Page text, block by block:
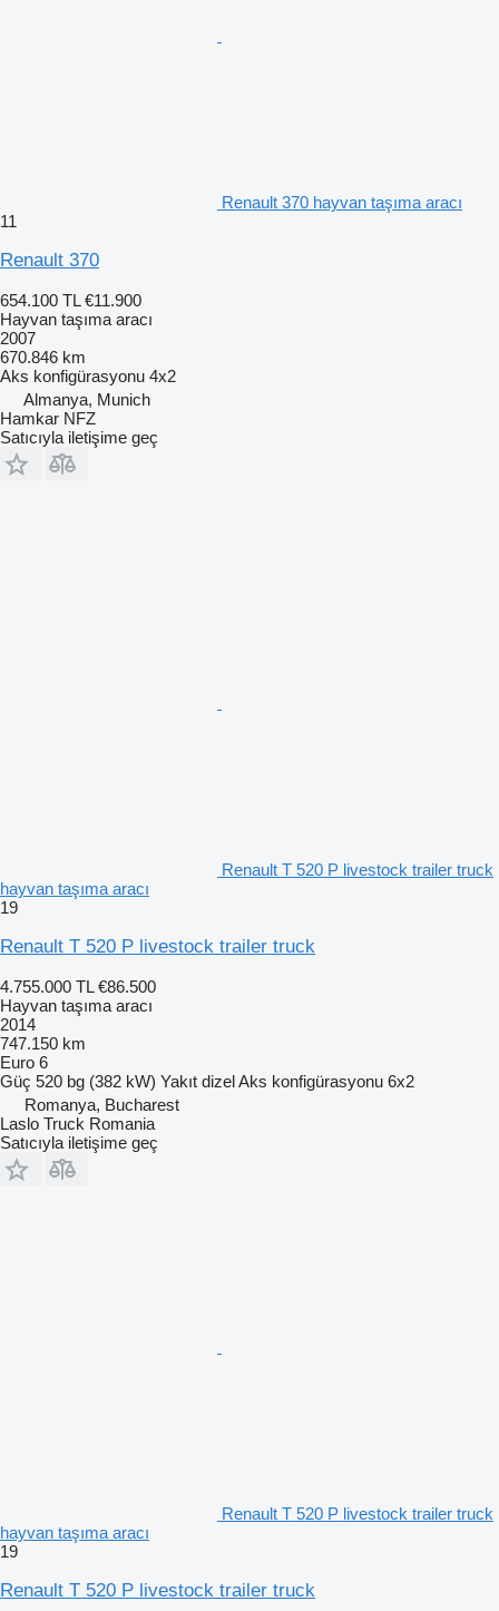
Renault 370 hayvan taşıma aracı
11
Renault 370
654.100 TL €11.900
Hayvan taşıma aracı
2007
670.846 km
Aks konfigürasyonu 4x2
Almanya, Munich
Hamkar NFZ
Satıcıyla iletişime geç
Renault T 520 P livestock trailer truck
hayvan taşıma aracı
19
Renault T 520 P livestock trailer truck
4.755.000 TL €86.500
Hayvan taşıma aracı
2014
747.150 km
Euro 6
Güç 520 bg (382 kW) Yakıt dizelAks konfigürasyonu 6x2
Romanya, Bucharest
Laslo Truck Romania
Satıcıyla iletişime geç
Renault T 520 P livestock trailer truck
hayvan taşıma aracı
19
Renault T 520 P livestock trailer truck